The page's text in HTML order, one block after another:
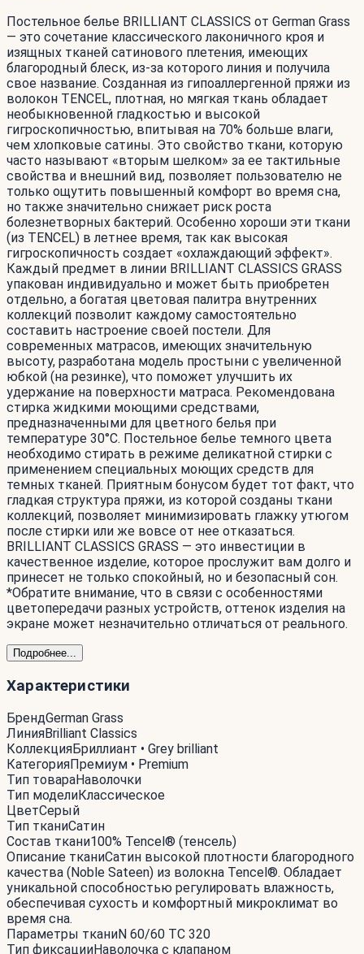
Постельное белье BRILLIANT CLASSICS от German Grass
— это сочетание классического лаконичного кроя и
изящных тканей сатинового плетения, имеющих
благородный блеск, из-за которого линия и получила
свое название. Созданная из гипоаллергенной пряжи из
волокон TENCEL, плотная, но мягкая ткань обладает
необыкновенной гладкостью и высокой
гигроскопичностью, впитывая на 70% больше влаги,
чем хлопковые сатины. Это свойство ткани, которую
часто называют «вторым шелком» за ее тактильные
свойства и внешний вид, позволяет пользователю не
только ощутить повышенный комфорт во время сна,
но также значительно снижает риск роста
болезнетворных бактерий. Особенно хороши эти ткани
(из TENCEL) в летнее время, так как высокая
гигроскопичность создает «охлаждающий эффект».
Каждый предмет в линии BRILLIANT CLASSICS GRASS
упакован индивидуально и может быть приобретен
отдельно, а богатая цветовая палитра внутренних
коллекций позволит каждому самостоятельно
составить настроение своей постели. Для
современных матрасов, имеющих значительную
высоту, разработана модель простыни с увеличенной
юбкой (на резинке), что поможет улучшить их
удержание на поверхности матраса. Рекомендована
стирка жидкими моющими средствами,
предназначенными для цветного белья при
температуре 30°С. Постельное белье темного цвета
необходимо стирать в режиме деликатной стирки с
применением специальных моющих средств для
темных тканей. Приятным бонусом будет тот факт, что
гладкая структура пряжи, из которой созданы ткани
коллекций, позволяет минимизировать глажку утюгом
после стирки или же вовсе от нее отказаться.
BRILLIANT CLASSICS GRASS — это инвестиции в
качественное изделие, которое прослужит вам долго и
принесет не только спокойный, но и безопасный сон.
*Обратите внимание, что в связи с особенностями
цветопередачи разных устройств, оттенок изделия на
экране может незначительно отличаться от реального.
Подробнее...
Характеристики
БрендGerman Grass
ЛинияBrilliant Classics
КоллекцияБриллиант • Grey brilliant
КатегорияПремиум • Premium
Тип товараНаволочки
Тип моделиКлассическое
ЦветСерый
Тип тканиСатин
Состав ткани100% Tencel® (тенсель)
Описание тканиСатин высокой плотности благородного
качества (Noble Sateen) из волокна Tencel®. Обладает
уникальной способностью регулировать влажность,
обеспечивая сухость и комфортный микроклимат во
время сна.
Параметры тканиN 60/60 ТС 320
Тип фиксацииНаволочка с клапаном